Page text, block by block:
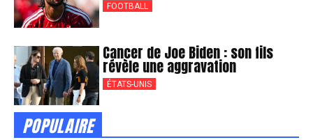
FOOTBALL
Cancer de Joe Biden : son fils
révèle une aggravation
ÉTATS-UNIS
POPULAIRE